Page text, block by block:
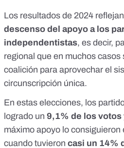
Los resultados de 2024
descenso del apoyo a los
independentistas, es decir,
regional que en muchos casos
coalición para aprovechar el
circunscripción única.
En estas elecciones, los
logrado un 9,1% de los
máximo apoyo lo consiguieron
cuando tuvieron casi un 14%